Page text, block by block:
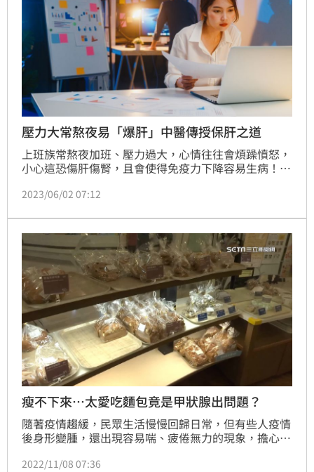
壓力大常熬夜易「爆肝」中醫傳授保肝之道
上班族常熬夜加班、壓力過大，心情往往會煩躁憤怒，
小心這恐傷肝傷腎，且會使得免疫力下降容易生病！因
研究肝臟很深入的中醫師李深浦說明，肝就像是人體的
足，思慮敏捷有新意，衝刺事業才會更有勁。
2023/06/02 07:12
瘦不下來…太愛吃麵包竟是甲狀腺出問題？
隨著疫情趨緩，民眾生活慢慢回歸日常，但有些人疫情
後身形變腫，還出現容易喘、疲倦無力的現象，擔心是
問題。
2022/11/08 07:36